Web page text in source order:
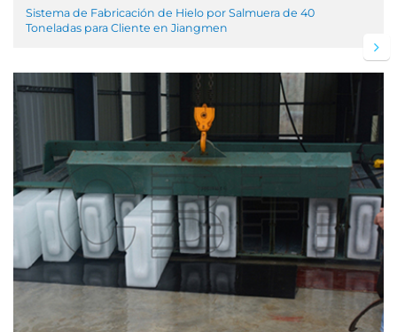
Sistema de Fabricación de Hielo por Salmuera de 40
Toneladas para Cliente en Jiangmen